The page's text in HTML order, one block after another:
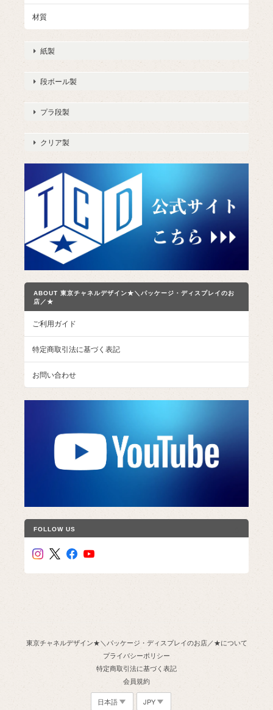
材質
紙製
段ボール製
プラ段製
クリア製
ABOUT 東京チャネルデザイン★＼パッケージ・ディスプレイのお
店／★
ご利用ガイド
特定商取引法に基づく表記
お問い合わせ
FOLLOW US
東京チャネルデザイン★＼パッケージ・ディスプレイのお店／★について
プライバシーポリシー
特定商取引法に基づく表記
会員規約